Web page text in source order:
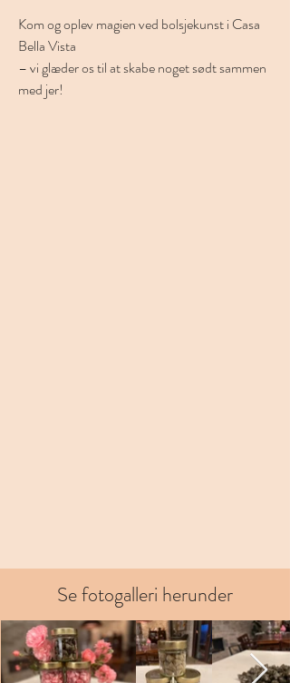
Kom og oplev magien ved bolsjekunst i Casa
Bella Vista
– vi glæder os til at skabe noget sødt sammen
med jer!
Se fotogalleri herunder